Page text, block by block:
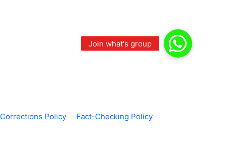
Corrections Policy
Fact-Checking Policy